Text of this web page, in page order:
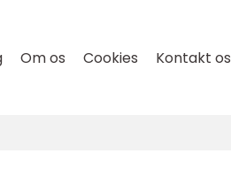
Om os Cookies Kontakt os